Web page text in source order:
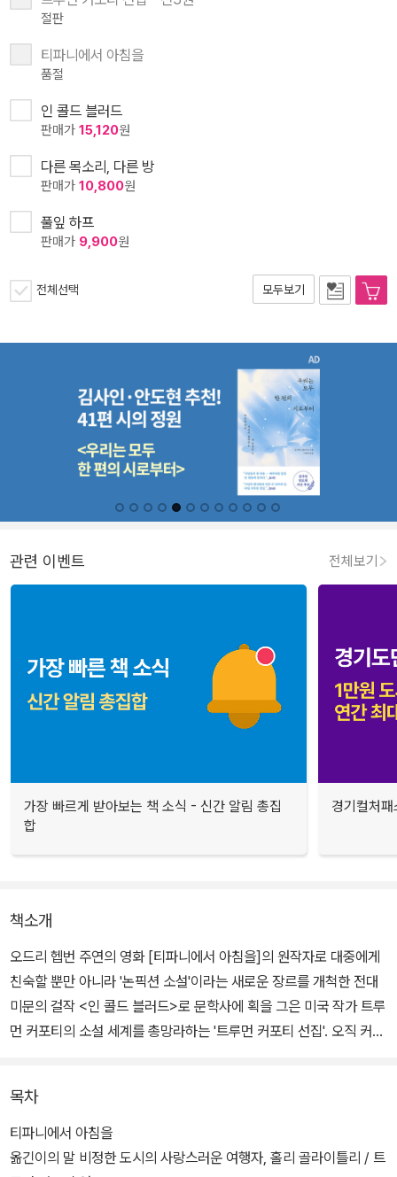
절판
티파니에서 아침을
품절
인 콜드 블러드
판매가 15,120원
다른 목소리, 다른 방
판매가 10,800원
풀잎 하프
판매가 9,900원
전체선택 모두보기
관련 이벤트 전체보기
가장 빠르게 받아보는 책 소식 - 신간 알림 총집
합
경기컬처
책소개
오드리 헵번 주연의 영화 [티파니에서 아침을]의 원작자로 대중에게
친숙할 뿐만 아니라 '논픽션 소설'이라는 새로운 장르를 개척한 전대
미문의 걸작 <인 콜드 블러드>로 문학사에 획을 그은 미국 작가 트루
먼 커포티의 소설 세계를 총망라하는 '트루먼 커포티 선집'. 오직 커포
'트루먼 커포티 선집' 3권은 트루먼 커포티의 대표작이자, 영화 [티파
니에서 아침을] 원작 소설이다. 뉴욕의 화려한 사교계 주변에서 ‘플레
목차
티파니에서 아침을
옮긴이의 말 비정한 도시의 사랑스러운 여행자, 홀리 골라이틀리 / 트